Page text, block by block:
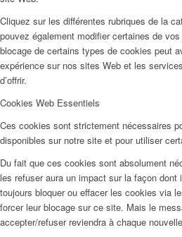
Cliquez sur les différentes rubriques de la
pouvez également modifier certaines de
blocage de certains types de cookies peut
expérience sur nos sites Web et les
d’offrir.
Cookies Web Essentiels
Ces cookies sont strictement nécessaires
disponibles sur notre site et pour utiliser
Du fait que ces cookies sont absolument
les refuser aura un impact sur la façon dont
toujours bloquer ou effacer les cookies via
forcer leur blocage sur ce site. Mais le
accepter/refuser reviendra à chaque